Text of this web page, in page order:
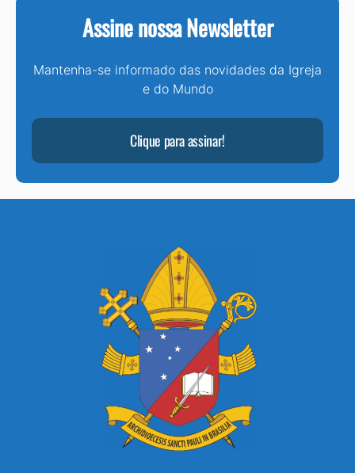
Assine nossa Newsletter
Mantenha-se informado das novidades da Igreja
e do Mundo
Clique para assinar!